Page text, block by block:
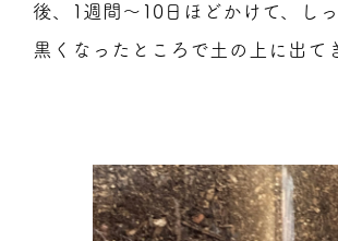
後、1週間～10日ほどかけて、し
黒くなったところで土の上に出て